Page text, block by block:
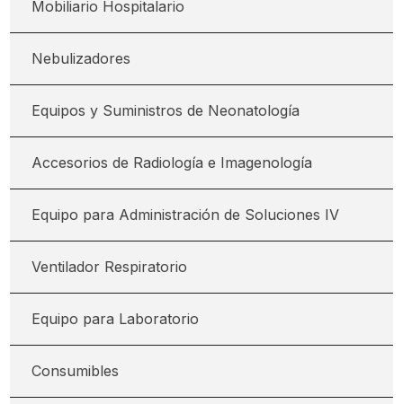
Mobiliario Hospitalario
Nebulizadores
Equipos y Suministros de Neonatología
Accesorios de Radiología e Imagenología
Equipo para Administración de Soluciones IV
Ventilador Respiratorio
Equipo para Laboratorio
Consumibles